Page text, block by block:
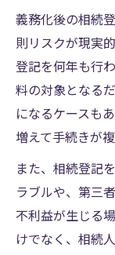
義務化後の相続
則リスクが現実
登記を何年も行
料の対象となる
になるケースも
増えて手続きが
また、相続登記
ラブルや、第三
不利益が生じる
けでなく、相続